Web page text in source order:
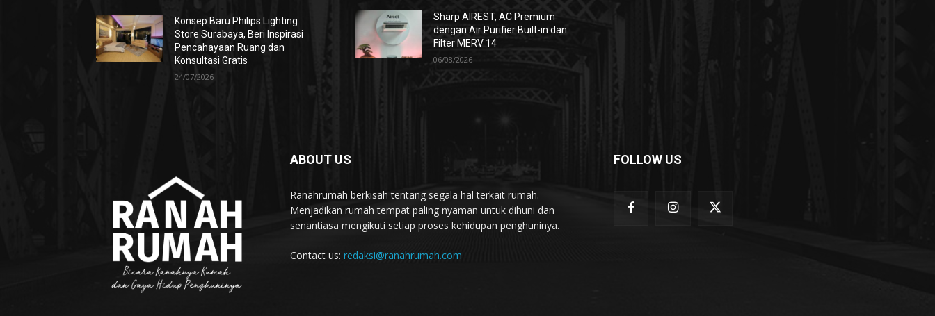
Konsep Baru Philips Lighting
Store Surabaya, Beri Inspirasi
Pencahayaan Ruang dan
Konsultasi Gratis
24/07/2026
Sharp AIREST, AC Premium
dengan Air Purifier Built-in dan
Filter MERV 14
06/08/2026
ABOUT US
Ranahrumah berkisah tentang segala hal terkait rumah.
Menjadikan rumah tempat paling nyaman untuk dihuni dan
senantiasa mengikuti setiap proses kehidupan penghuninya.
Contact us: redaksi@ranahrumah.com
FOLLOW US